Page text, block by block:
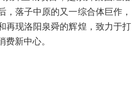
，落子中原的又一综合体巨作，
再现洛阳泉舜的辉煌，致力于打
新中心。